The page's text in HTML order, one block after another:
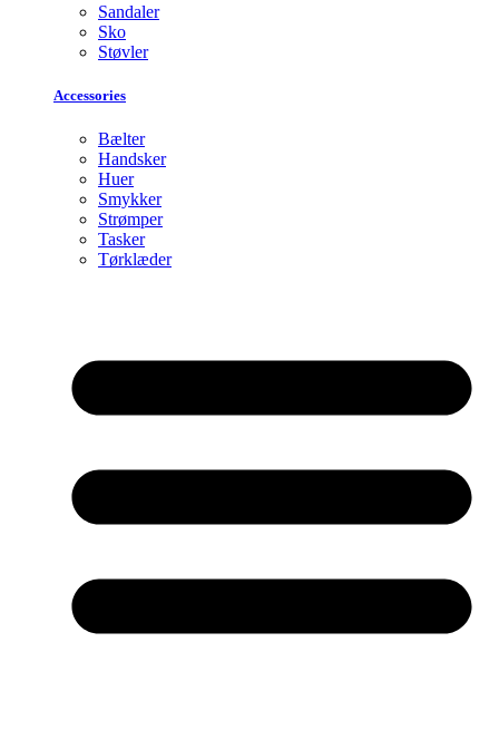
Sandaler
Sko
Støvler
Accessories
Bælter
Handsker
Huer
Smykker
Strømper
Tasker
Tørklæder